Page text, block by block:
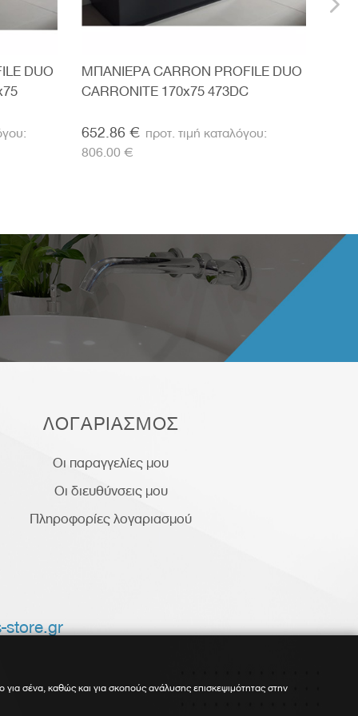
DUO
ΜΠΑΝΙΕΡΑ CARRON PROFILE DUO
CARRONITE 170x75 473DC
652.86 €
806.00 €
ΛΟΓΑΡΙΑΣΜΟΣ
Οι παραγγελίες μου
Οι διευθύνσεις μου
Πληροφορίες λογαριασμού
store.gr
σένα, καθώς και για σκοπούς ανάλυσης επισκεψιμότητας στην